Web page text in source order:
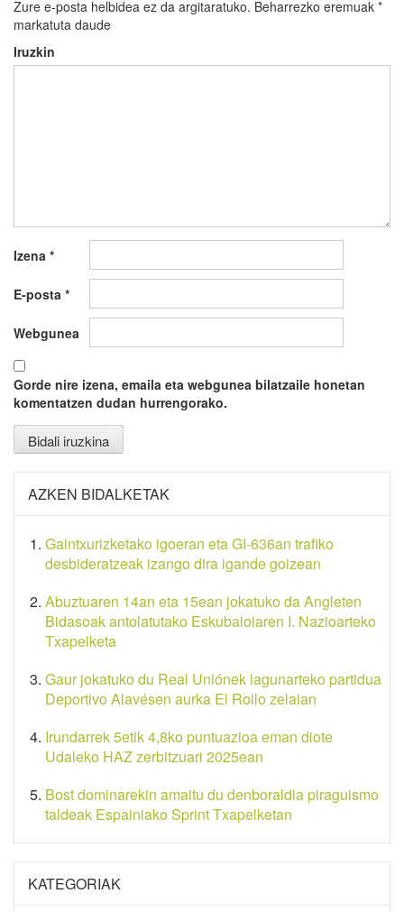
Zure e-posta helbidea ez da argitaratuko. Beharrezko eremuak *
markatuta daude
Iruzkin
Izena *
E-posta *
Webgunea
Gorde nire izena, emaila eta webgunea bilatzaile honetan
komentatzen dudan hurrengorako.
AZKEN BIDALKETAK
Gaintxurizketako igoeran eta GI-636an trafiko
desbideratzeak izango dira igande goizean
Abuztuaren 14an eta 15ean jokatuko da Angleten
Bidasoak antolatutako Eskubaloiaren I. Nazioarteko
Txapelketa
Gaur jokatuko du Real Uniónek lagunarteko partidua
Deportivo Alavésen aurka El Rollo zelaian
Irundarrek 5etik 4,8ko puntuazioa eman diote
Udaleko HAZ zerbitzuari 2025ean
Bost dominarekin amaitu du denboraldia piraguismo
taldeak Espainiako Sprint Txapelketan
KATEGORIAK